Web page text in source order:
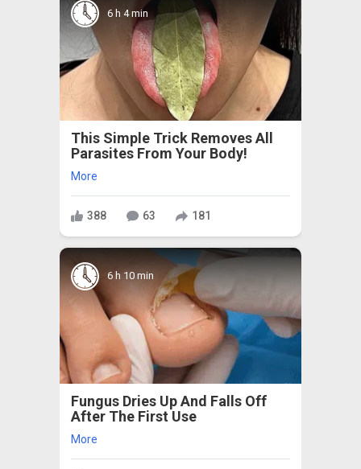
6 h 4 min
This Simple Trick Removes All
Parasites From Your Body!
More
388 63 181
6 h 10 min
Fungus Dries Up And Falls Off
After The First Use
More